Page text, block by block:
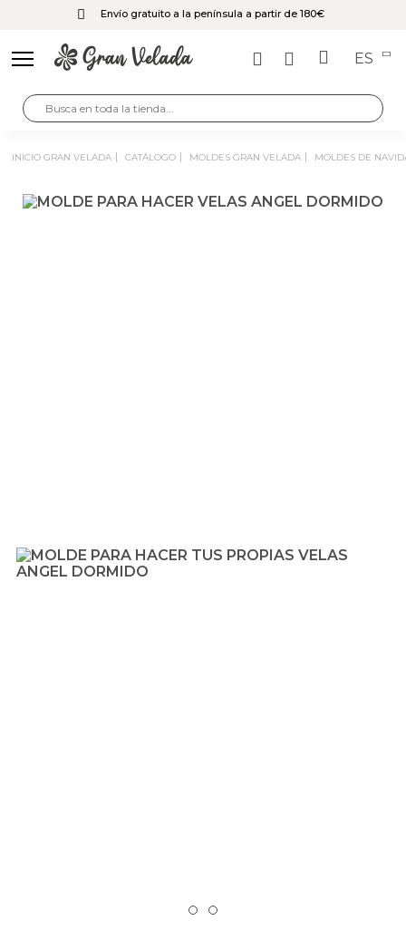
Envío gratuito a la península a partir de 180€
ES
INICIO GRAN VELADA CATÁLOGO MOLDES GRAN VELADA MOLDES DE